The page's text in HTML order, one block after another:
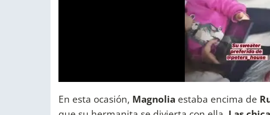
En esta ocasión, Magnolia estaba encima de